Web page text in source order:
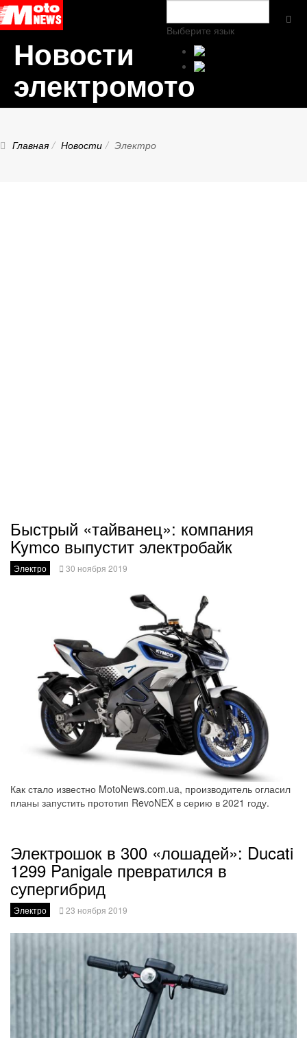
Выберите язык
Новости
электромото
Главная Новости Электро
Быстрый «тайванец»: компания
Kymco выпустит электробайк
Электро 30 ноября 2019
Как стало известно MotoNews.com.ua, производитель огласил
планы запустить прототип RevoNEX в серию в 2021 году.
Электрошок в 300 «лошадей»: Ducati
1299 Panigale превратился в
супергибрид
Электро 23 ноября 2019